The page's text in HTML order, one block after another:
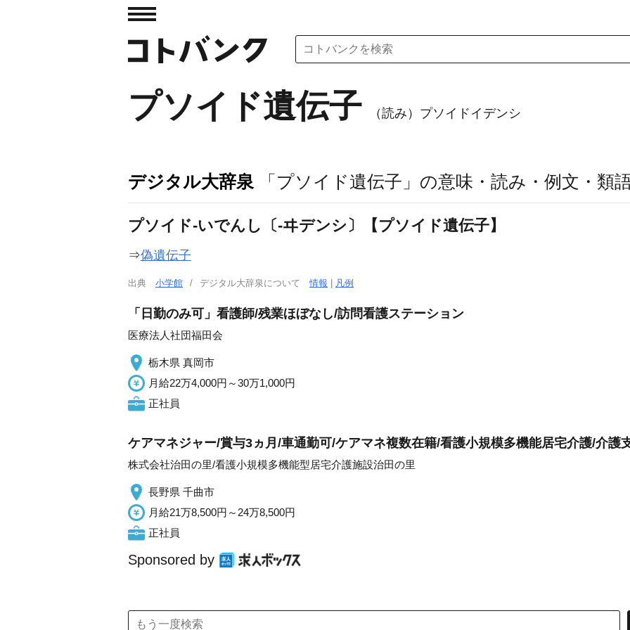
プソイド遺伝子 （読み）プソイドイデンシ
デジタル大辞泉 「プソイド遺伝子」の意味・読み・例文・類
プソイド‐いでんし〔‐ヰデンシ〕【プソイド遺伝子】
⇒偽遺伝子
出典 小学館 デジタル大辞泉について情報 凡例
「日勤のみ可」看護師/残業ほぼなし/訪問看護ステーション
医療法人社団福田会
栃木県 真岡市
月給22万4,000円～30万1,000円
正社員
ケアマネジャー/賞与3ヵ月/車通勤可/ケアマネ複数在籍/看護小規模多機能居宅介護/介護
株式会社治田の里/看護小規模多機能型居宅介護施設治田の里
長野県 千曲市
月給21万8,500円～24万8,500円
正社員
Sponsored by